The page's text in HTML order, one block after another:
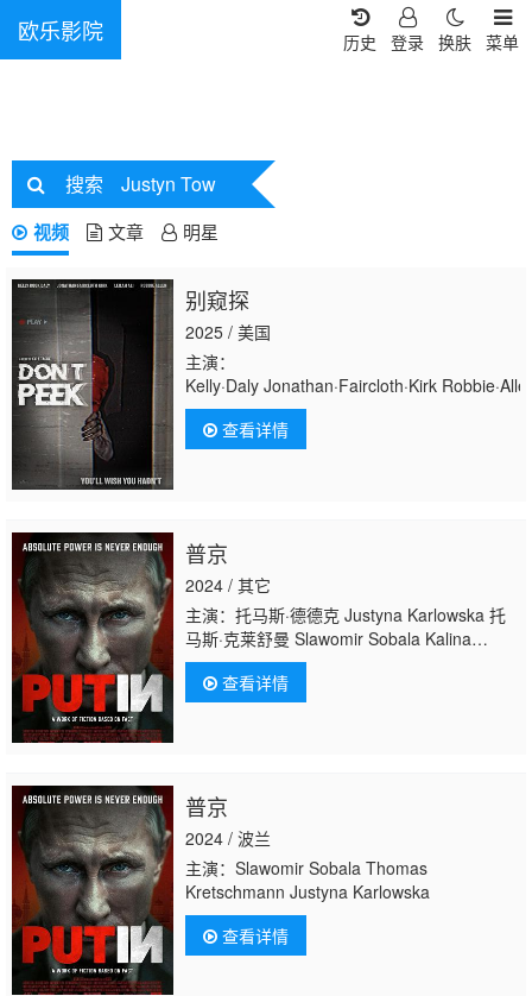
欧乐影院 菜单
换肤
登录
历史
搜索 Justyn Tow
视频 文章 明星
别窥探
2025 / 美国
主演：
Kelly·Daly Jonathan·Faircloth·Kirk
查看详情
普京
2024 / 其它
主演：托马斯·德德克 Justyna Karlowska 托
马斯·克莱舒曼 Slawomir Sobala Kalina
Wysocka Maksymilian Zielinski
查看详情
普京
2024 / 波兰
主演：Slawomir Sobala Thomas
Kretschmann Justyna Karlowska
查看详情